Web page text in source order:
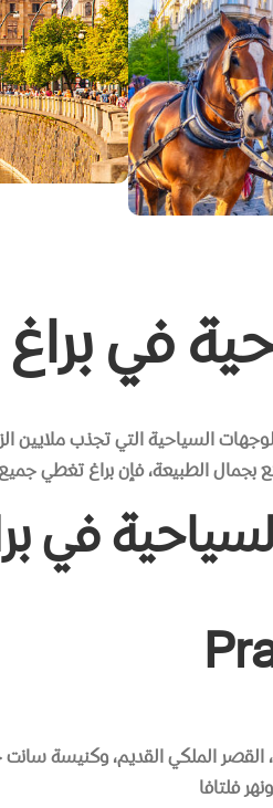
في براغ
السياحية التي تجذب ملايين
بجمال الطبيعة، فإن براغ تغطي
في
القصر الملكي القديم، وكنيسة
فلتافا